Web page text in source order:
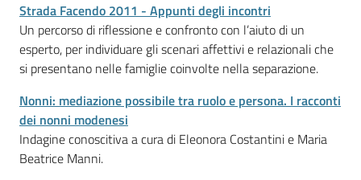
Strada Facendo 2011 - Appunti degli incontri
Un percorso di riflessione e confronto con l’aiuto di un
esperto, per individuare gli scenari affettivi e relazionali che
si presentano nelle famiglie coinvolte nella separazione.
Nonni: mediazione possibile tra ruolo e persona. I racconti
dei nonni modenesi
Indagine conoscitiva a cura di Eleonora Costantini e Maria
Beatrice Manni.